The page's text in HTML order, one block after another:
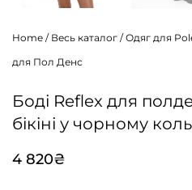
Home / Весь каталог / Одяг для
для Пол Денс
Боді Reflex для
бікіні у чорному
4 820₴